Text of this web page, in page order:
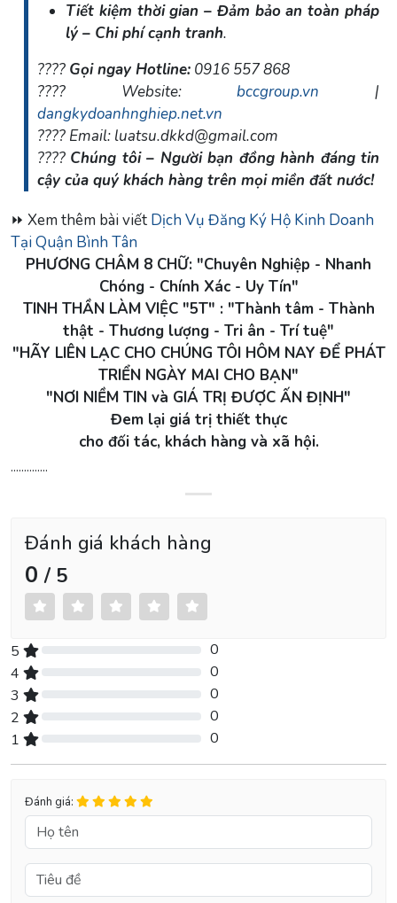
Tiết kiệm thời gian – Đảm bảo an toàn pháp
lý – Chi phí cạnh tranh.
???? Gọi ngay Hotline: 0916 557 868
???? Website:bccgroup.vn |
dangkydoanhnghiep.net.vn
???? Email: luatsu.dkkd@gmail.com
???? Chúng tôi – Người bạn đồng hành đáng tin
cậy của quý khách hàng trên mọi miền đất nước!
⏩ Xem thêm bài viết Dịch Vụ Đăng Ký Hộ Kinh Doanh
Tại Quận Bình Tân
PHƯƠNG CHÂM 8 CHỮ: "Chuyên Nghiệp - Nhanh
Chóng - Chính Xác - Uy Tín"
TINH THẦN LÀM VIỆC "5T" : "Thành tâm - Thành
thật - Thương lượng - Tri ân - Trí tuệ"
"HÃY LIÊN LẠC CHO CHÚNG TÔI HÔM NAY ĐỂ PHÁT
TRIỂN NGÀY MAI CHO BẠN"
"NƠI NIỀM TIN và GIÁ TRỊ ĐƯỢC ẤN ĐỊNH"
Đem lại giá trị thiết thực
cho đối tác, khách hàng và xã hội.
..............
Đánh giá khách hàng
0 / 5
5
0
4
0
3
0
2
0
1
0
Đánh giá: